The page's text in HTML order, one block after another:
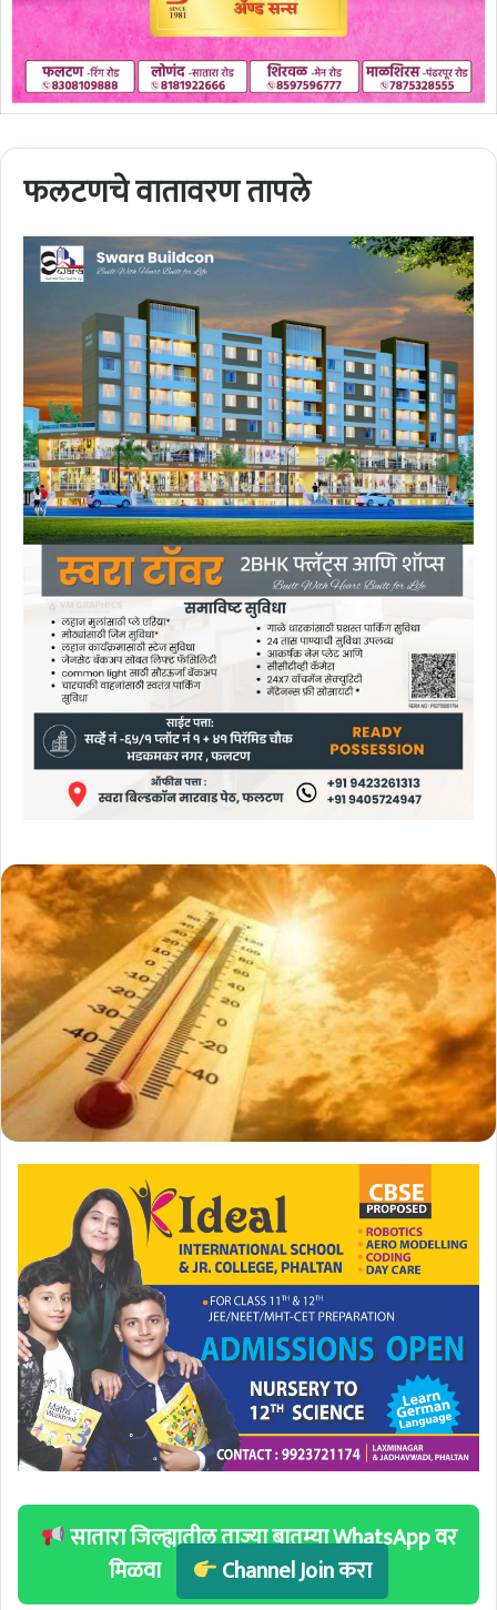
फलटणचे वातावरण तापले
सातारा जिल्ह्यातील ताज्या बातम्या WhatsApp वर
मिळवा
Channel Join करा